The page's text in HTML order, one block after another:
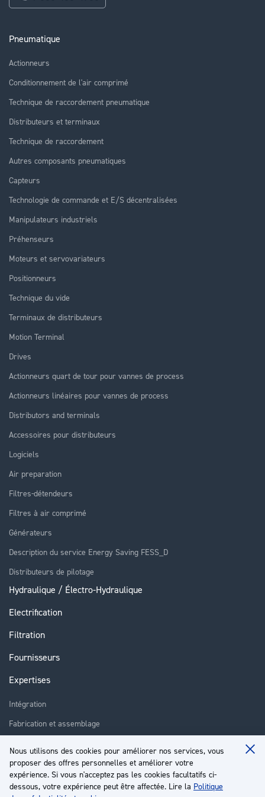
Nous utilisons des cookies pour améliorer nos services, vous
proposer des offres personnelles et améliorer votre
expérience. Si vous n'acceptez pas les cookies facultatifs ci-
dessous, votre expérience peut être affectée. Lire la Politique
Pneumatique
Actionneurs
Conditionnement de l'air comprimé
Technique de raccordement pneumatique
Distributeurs et terminaux
Technique de raccordement
Autres composants pneumatiques
Capteurs
Technologie de commande et E/S décentralisées
Manipulateurs industriels
Préhenseurs
Moteurs et servovariateurs
Positionneurs
Technique du vide
Terminaux de distributeurs
Motion Terminal
Drives
Actionneurs quart de tour pour vannes de process
Actionneurs linéaires pour vannes de process
Distributors and terminals
Accessoires pour distributeurs
Logiciels
Air preparation
Filtres-détendeurs
Filtres à air comprimé
Générateurs
Description du service Energy Saving FESS_D
Distributeurs de pilotage
Hydraulique / Électro-Hydraulique
Electrification
Filtration
Fournisseurs
Expertises
Intégration
Fabrication et assemblage
Réparation
Formation